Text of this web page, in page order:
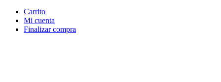
Carrito
Mi cuenta
Finalizar compra